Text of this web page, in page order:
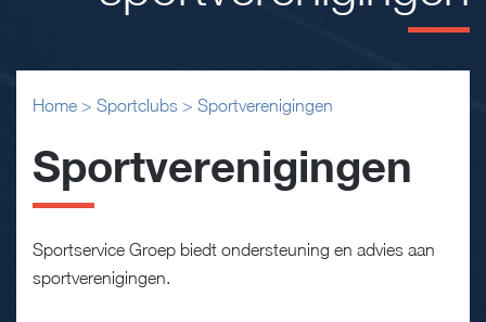
Home > Sportclubs > Sportverenigingen
Sportverenigingen
Sportservice Groep biedt ondersteuning en advies aan
sportverenigingen.